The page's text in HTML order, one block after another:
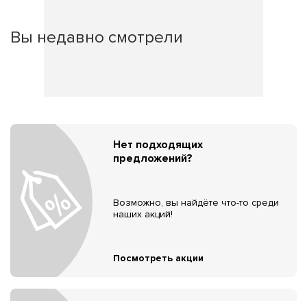
Вы недавно смотрели
Нет подходящих
предложений?
Возможно, вы найдёте что-то среди
наших акций!
Посмотреть акции